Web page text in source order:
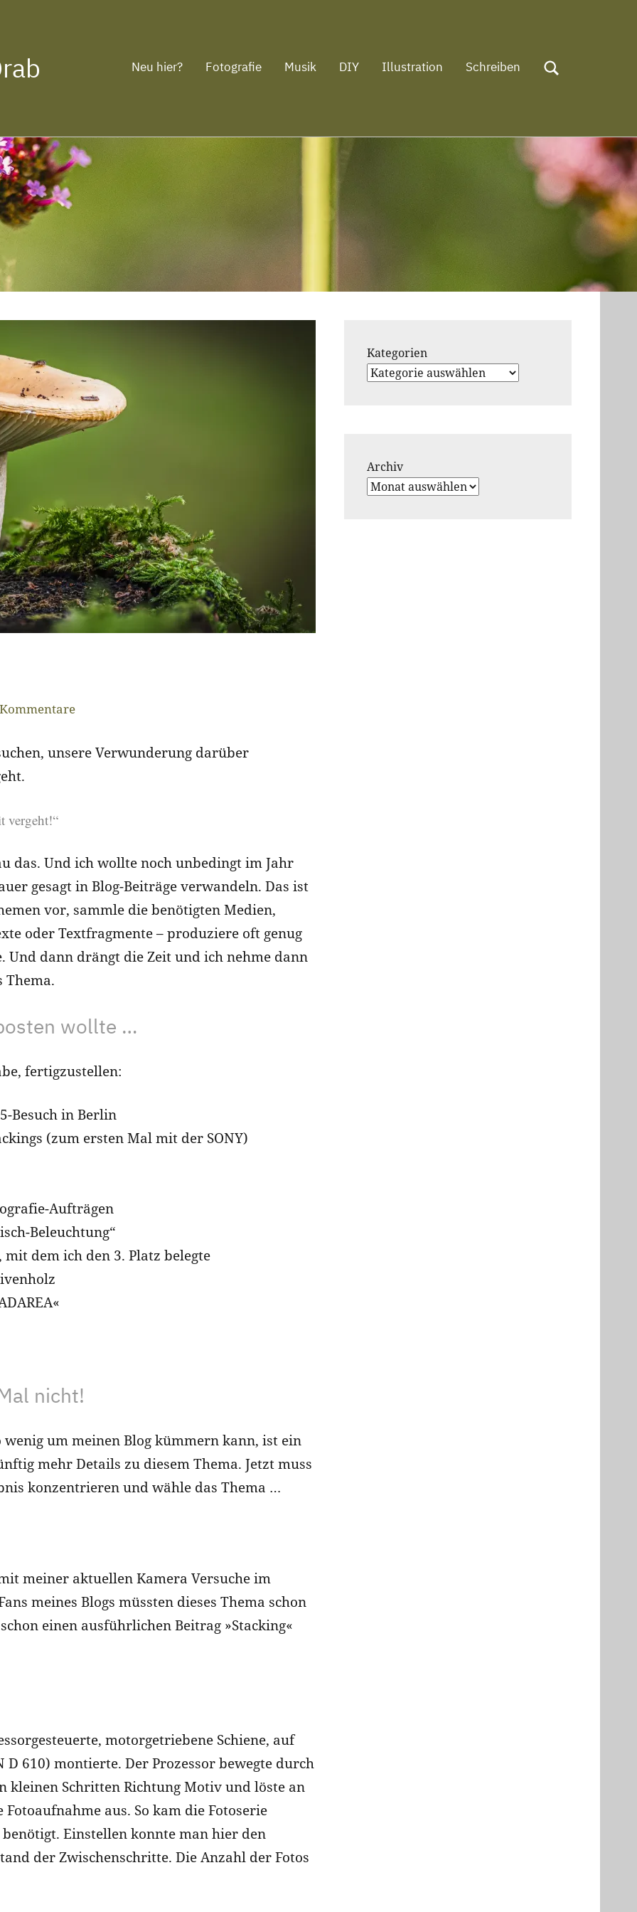
Neu hier? Fotografie Musik DIY Illustration Schreiben
unsere Verwunderung darüber
vergeht!“
das. Und ich wollte noch unbedingt im Jahr
gesagt in Blog-Beiträge verwandeln. Das ist
vor, sammle die benötigten Medien,
oder Textfragmente – produziere oft genug
Und dann drängt die Zeit und ich nehme dann
Thema.
wollte …
fertigzustellen:
Besuch in Berlin
(zum ersten Mal mit der SONY)
Aufträgen
Beleuchtung“
dem ich den 3. Platz belegte
nicht!
um meinen Blog kümmern kann, ist ein
mehr Details zu diesem Thema. Jetzt muss
konzentrieren und wähle das Thema …
meiner aktuellen Kamera Versuche im
meines Blogs müssten dieses Thema schon
einen ausführlichen Beitrag »Stacking«
motorgetriebene Schiene, auf
610) montierte. Der Prozessor bewegte durch
kleinen Schritten Richtung Motiv und löste an
aus. So kam die Fotoserie
Einstellen konnte man hier den
der Zwischenschritte. Die Anzahl der Fotos
Kategorien
Archiv